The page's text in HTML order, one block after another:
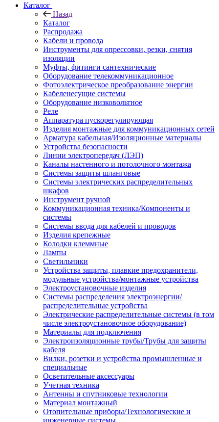
Каталог
Назад
Каталог
Распродажа
Кабели и провода
Инструменты для опрессовки, резки, снятия
изоляции
Муфты, фитинги сантехнические
Оборудование телекоммуникационное
Фотоэлектрическое преобразование энергии
Кабеленесущие системы
Оборудование низковольтное
Реле
Аппаратура пускорегулирующая
Изделия монтажные для коммуникационных сетей
Арматура кабельная/Изоляционные материалы
Устройства безопасности
Линии электропередач (ЛЭП)
Каналы настенного и потолочного монтажа
Системы защиты шланговые
Системы электрических распределительных
шкафов
Инструмент ручной
Коммуникационная техника/Компоненты и
системы
Системы ввода для кабелей и проводов
Изделия крепежные
Колодки клеммные
Лампы
Светильники
Устройства защиты, плавкие предохранители,
модульные устройства/монтажные устройства
Электроустановочные изделия
Системы распределения электроэнергии/
распределительные устройства
Электрические распределительные системы (в том
числе электроустановочное оборудование)
Материалы для подключения
Электроизоляционные трубы/Трубы для защиты
кабеля
Вилки, розетки и устройства промышленные и
специальные
Осветительные аксессуары
Учетная техника
Антенны и спутниковые технологии
Материал монтажный
Отопительные приборы/Технологические и
инженерные системы